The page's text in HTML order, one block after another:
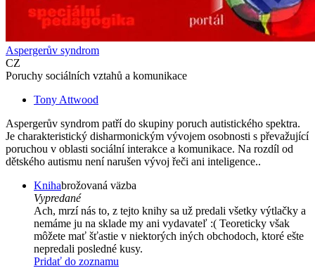
Aspergerův syndrom
CZ
Poruchy sociálních vztahů a komunikace
Tony Attwood
Aspergerův syndrom patří do skupiny poruch autistického spektra.
Je charakteristický disharmonickým vývojem osobnosti s převažující
poruchou v oblasti sociální interakce a komunikace. Na rozdíl od
dětského autismu není narušen vývoj řeči ani inteligence..
Knihabrožovaná väzba
Vypredané
Ach, mrzí nás to, z tejto knihy sa už predali všetky výtlačky a
nemáme ju na sklade my ani vydavateľ :( Teoreticky však
môžete mať šťastie v niektorých iných obchodoch, ktoré ešte
nepredali posledné kusy.
Pridať do zoznamu